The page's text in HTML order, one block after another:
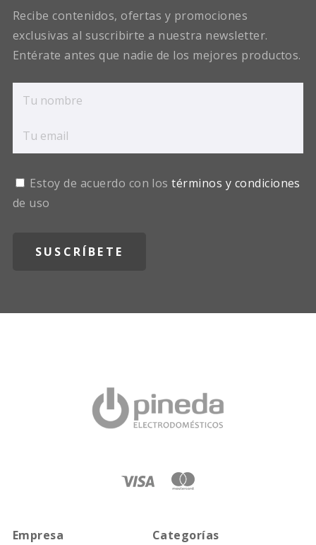
Recibe contenidos, ofertas y promociones
exclusivas al suscribirte a nuestra newsletter.
Entérate antes que nadie de los mejores productos.
Estoy de acuerdo con lostérminos y condiciones
de uso
Empresa Categorías